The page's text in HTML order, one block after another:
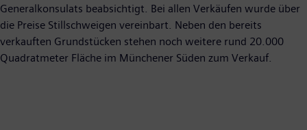
Generalkonsulats beabsichtigt. Bei allen Verkäufen wurde über
die Preise Stillschweigen vereinbart. Neben den bereits
verkauften Grundstücken stehen noch weitere rund 20.000
Quadratmeter Fläche im Münchener Süden zum Verkauf.